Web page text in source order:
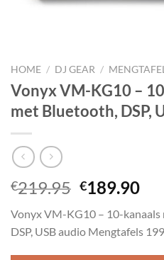
HOME / DJ GEAR /
Vonyx VM-KG10 –
met Bluetooth, DSP,
€219.95
was:
€219.95.
€189.90
is:
Vonyx VM-KG10 – 10-
DSP, USB audio Mengtafels